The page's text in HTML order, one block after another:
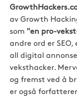
av Growth
som "en pro-
andre ord er
all digital
veksthacker.
og fremst ved å
er også